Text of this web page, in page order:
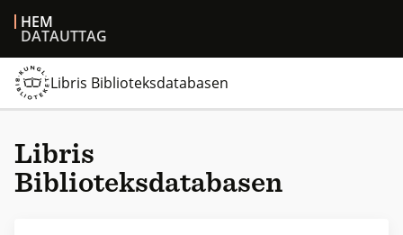
HEM
DATAUTTAG
Libris Biblioteksdatabasen
Libris
Biblioteksdatabasen